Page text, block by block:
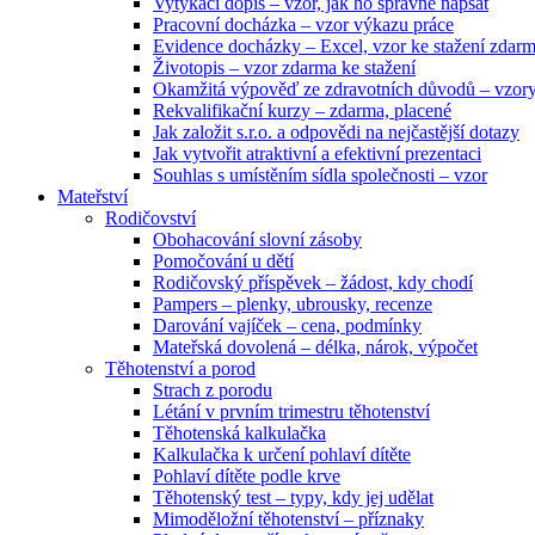
Pracovní docházka – vzor výkazu práce
Evidence docházky – Excel, vzor ke stažení
Životopis – vzor zdarma ke stažení
Okamžitá výpověď ze zdravotních důvodů –
Rekvalifikační kurzy – zdarma, placené
Jak založit s.r.o. a odpovědi na nejčastější dotazy
Jak vytvořit atraktivní a efektivní prezentaci
Souhlas s umístěním sídla společnosti – vzor
Mateřství
Rodičovství
Obohacování slovní zásoby
Pomočování u dětí
Rodičovský příspěvek – žádost, kdy chodí
Pampers – plenky, ubrousky, recenze
Darování vajíček – cena, podmínky
Mateřská dovolená – délka, nárok, výpočet
Těhotenství a porod
Strach z porodu
Létání v prvním trimestru těhotenství
Těhotenská kalkulačka
Kalkulačka k určení pohlaví dítěte
Pohlaví dítěte podle krve
Těhotenský test – typy, kdy jej udělat
Mimoděložní těhotenství – příznaky